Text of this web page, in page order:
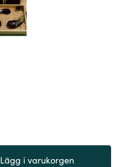
Lägg i varukorgen